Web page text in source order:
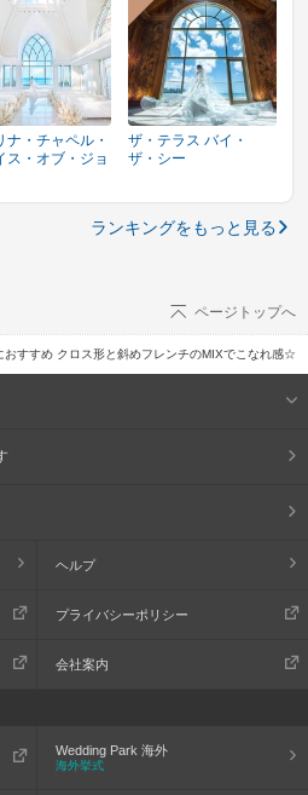
ナ・チャペル・
ス・オブ・ジョ
ザ・テラス バイ・
ザ・シー
ランキングをもっと見る
ページトップへ
おすすめ クロス形と斜めフレンチのMIXでこなれ感☆
ヘルプ
プライバシーポリシー
会社案内
Wedding Park 海外
海外挙式